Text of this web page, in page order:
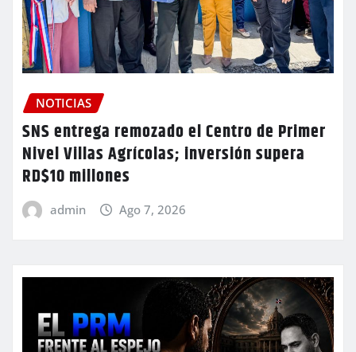
NOTICIAS
SNS entrega remozado el Centro de Primer
Nivel Villas Agrícolas; inversión supera
RD$10 millones
admin Ago 7, 2026